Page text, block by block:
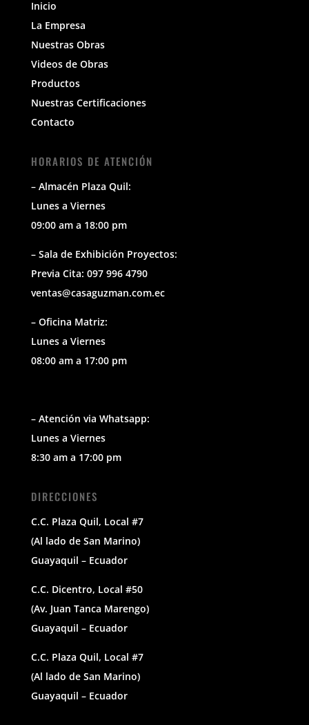
Inicio
La Empresa
Nuestras Obras
Videos de Obras
Productos
Nuestras Certificaciones
Contacto
HORARIOS DE ATENCIÓN
– Almacén Plaza Quil:
Lunes a Viernes
09:00 am a 18:00 pm
– Sala de Exhibición Proyectos:
Previa Cita: 097 996 4790
ventas@casaguzman.com.ec
– Oficina Matriz:
Lunes a Viernes
08:00 am a 17:00 pm
– Atención via Whatsapp:
Lunes a Viernes
8:30 am a 17:00 pm
DIRECCIONES
C.C. Plaza Quil, Local #7
(Al lado de San Marino)
Guayaquil – Ecuador
C.C. Dicentro, Local #50
(Av. Juan Tanca Marengo)
Guayaquil – Ecuador
C.C. Plaza Quil, Local #7
(Al lado de San Marino)
Guayaquil – Ecuador